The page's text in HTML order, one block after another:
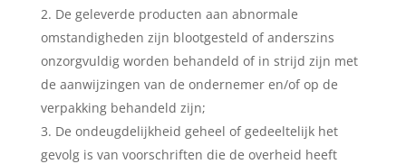
De geleverde producten aan abnormale
omstandigheden zijn blootgesteld of anderszins
onzorgvuldig worden behandeld of in strijd zijn met
de aanwijzingen van de ondernemer en/of op de
verpakking behandeld zijn;
De ondeugdelijkheid geheel of gedeeltelijk het
gevolg is van voorschriften die de overheid heeft